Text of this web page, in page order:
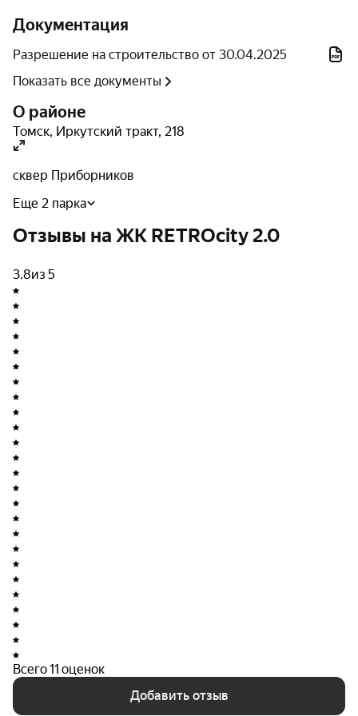
Документация
Разрешение на строительство от 30.04.2025
Показать все документы
О районе
Томск, Иркутский тракт, 218
сквер Приборников
Еще 2 парка
Отзывы на ЖК RETROcity 2.0
3.8из 5
Всего 11 оценок
Добавить отзыв